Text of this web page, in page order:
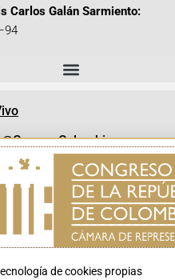
Carlos Galán Sarmiento:
de cookies propias